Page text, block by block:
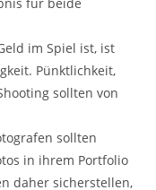
im Spiel ist, ist
Pünktlichkeit,
sollten von
sollten
in ihrem Portfolio
daher sicherstellen,